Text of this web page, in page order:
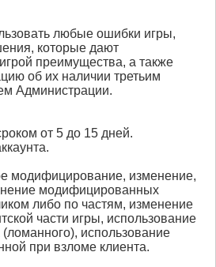
любые ошибки игры,
которые дают
преимущества, а также
об их наличии третьим
Администрации.
от 5 до 15 дней.
модифицирование, изменение,
модифицированных
либо по частям, изменение
части игры, использование
использование
при взломе клиента.